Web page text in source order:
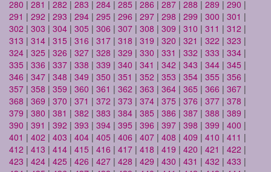
280 | 281 | 282 | 283 | 284 | 285 | 286 | 287 | 288 | 289 | 290 |
291 | 292 | 293 | 294 | 295 | 296 | 297 | 298 | 299 | 300 | 301 |
302 | 303 | 304 | 305 | 306 | 307 | 308 | 309 | 310 | 311 | 312 |
313 | 314 | 315 | 316 | 317 | 318 | 319 | 320 | 321 | 322 | 323 |
324 | 325 | 326 | 327 | 328 | 329 | 330 | 331 | 332 | 333 | 334 |
335 | 336 | 337 | 338 | 339 | 340 | 341 | 342 | 343 | 344 | 345 |
346 | 347 | 348 | 349 | 350 | 351 | 352 | 353 | 354 | 355 | 356 |
357 | 358 | 359 | 360 | 361 | 362 | 363 | 364 | 365 | 366 | 367 |
368 | 369 | 370 | 371 | 372 | 373 | 374 | 375 | 376 | 377 | 378 |
379 | 380 | 381 | 382 | 383 | 384 | 385 | 386 | 387 | 388 | 389 |
390 | 391 | 392 | 393 | 394 | 395 | 396 | 397 | 398 | 399 | 400 |
401 | 402 | 403 | 404 | 405 | 406 | 407 | 408 | 409 | 410 | 411 |
412 | 413 | 414 | 415 | 416 | 417 | 418 | 419 | 420 | 421 | 422 |
423 | 424 | 425 | 426 | 427 | 428 | 429 | 430 | 431 | 432 | 433 |